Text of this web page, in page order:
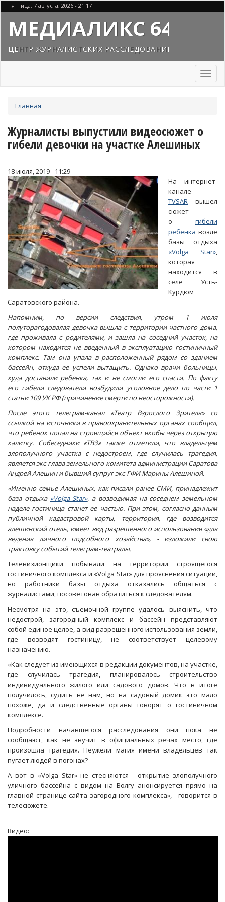
Перейти
к
основному
содержанию
пятница, 7 августа, 2026 - 21:17
МЕДИАЛИКС 64
ЦЕНТР ЖУРНАЛИСТСКИХ РАССЛЕДОВАНИЙ
Toggle
здесь
Главная
Журналисты выпустили видеосюжет о
гибели девочки на участке Алешиных
18 июля, 2019 - 11:29
На интернет-
канале
TVSAR вышел
сюжет
о гибели
ребенка возле
базы отдыха
«Volga Star»,
которая
находится в
селе Усть-
Курдюм
Саратовского района.
Напомним, по версии следствия, утром 1 июля
полуторагодовалая девочка вышла с территории частного дома,
где проживала с родителями, и зашла на соседний участок, на
котором находится не введенный в эксплуатацию гостиничный
комплекс. Там она упала в расположенный рядом со зданием
бассейн, откуда ее успели вытащить. Однако врачи больницы,
куда доставили ребенка, так и не смогли его спасти. По факту
его гибели следователи возбудили уголовное дело по части 1
статьи 109 УК РФ (причинение смерти по неосторожности).
После этого телеграм-канал «Театр Взрослого Зрителя» со
ссылкой на источники в правоохранительных органах сообщил,
что ребенок попал на строящийся объект якобы через открытую
калитку. Собеседники «ТВЗ» также отметили, что владельцем
злополучного участка с недостроем, где случилась трагедия,
является экс-глава земельного комитета администрации Саратова
Андрей Алешин и бывший супруг экс-ГФИ Марины Алешиной.
«Именно семье Алешиных, как писали ранее СМИ, принадлежит
база отдыха «Volga Star», а возводимая на соседнем земельном
наделе гостиница станет ее частью. При этом, согласно данным
публичной кадастровой карты, территория, где возводится
алешинский отель, имеет вид разрешенного использования «для
ведения личного подсобного хозяйства», - изложили свою
трактовку событий телеграм-театралы.
Телевизионщики побывали на территории строящегося
гостиничного комплекса и «Volga Star» для прояснения ситуации,
но работники базы отдыха отказались общаться с
журналистами, посоветовав обратиться к следователям.
Несмотря на это, съемочной группе удалось выяснить, что
недострой, загородный комплекс и бассейн представляют
собой единое целое, а вид разрешенного использования земли,
где возводят гостиницу, не соответствует целевому
назначению.
«Как следует из имеющихся в редакции документов, на участке,
где случилась трагедия, планировалось строительство
индивидуального жилого или садового домов. Что в итоге
получилось, судить не нам, но на садовый домик это мало
похоже, да и следственные органы говорят о гостиничном
комплексе.
Подробности начавшегося расследования они пока не
сообщают, как не звучит в официальных речах место, где
произошла трагедия. Неужели магия имени владельцев так
пугает людей в погонах?
А вот в «Volga Star» не стесняются - открытие злополучного
уличного бассейна с видом на Волгу анонсируется прямо на
главной странице сайта загородного комплекса», - говорится в
телесюжете.
Видео: